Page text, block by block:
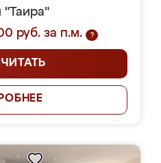
"Таира"
руб. за п.м.
?